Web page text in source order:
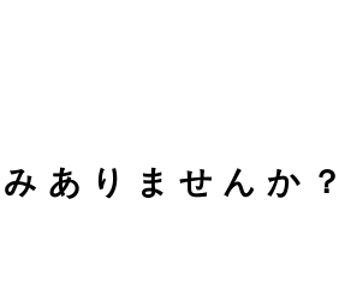
ありませんか